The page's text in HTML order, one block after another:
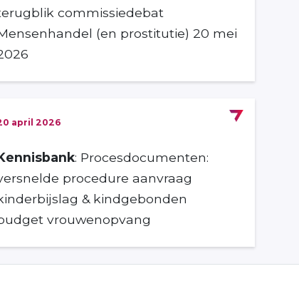
commissiedebat
(en prostitutie) 20 mei
april 2026
: Procesdocumenten:
procedure aanvraag
& kindgebonden
vrouwenopvang